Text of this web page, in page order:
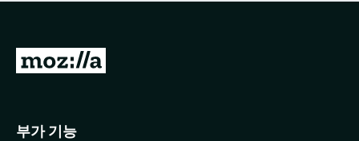
점
습
니
M
부가 기능